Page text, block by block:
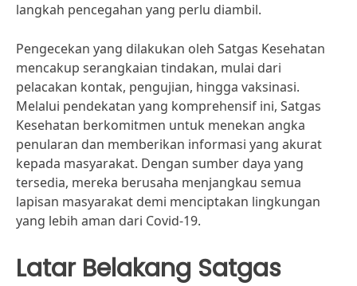
langkah pencegahan yang perlu diambil.
Pengecekan yang dilakukan oleh Satgas Kesehatan
mencakup serangkaian tindakan, mulai dari
pelacakan kontak, pengujian, hingga vaksinasi.
Melalui pendekatan yang komprehensif ini, Satgas
Kesehatan berkomitmen untuk menekan angka
penularan dan memberikan informasi yang akurat
kepada masyarakat. Dengan sumber daya yang
tersedia, mereka berusaha menjangkau semua
lapisan masyarakat demi menciptakan lingkungan
yang lebih aman dari Covid-19.
Latar Belakang Satgas